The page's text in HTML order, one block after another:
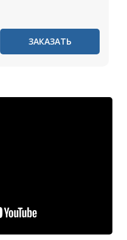
ЗАКАЗАТЬ